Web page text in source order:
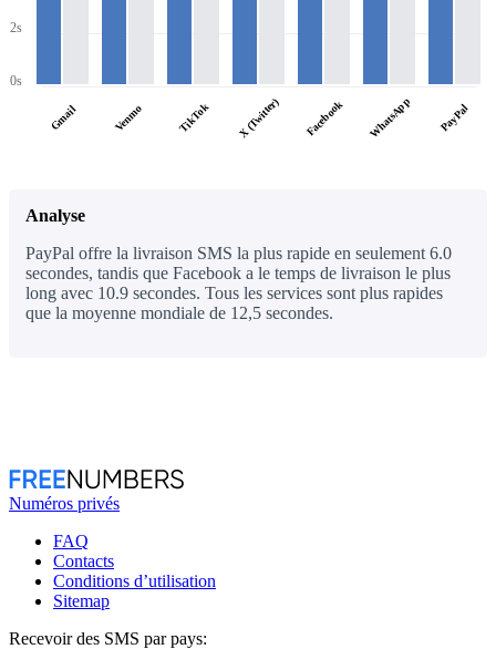
2s
0s
Gmail Venmo TikTok X (Twitter) Facebook WhatsApp PayPal
Analyse
PayPal offre la livraison SMS la plus rapide en seulement 6.0
secondes, tandis que Facebook a le temps de livraison le plus
long avec 10.9 secondes. Tous les services sont plus rapides
que la moyenne mondiale de 12,5 secondes.
Numéros privés
FAQ
Contacts
Conditions d’utilisation
Sitemap
Recevoir des SMS par pays: